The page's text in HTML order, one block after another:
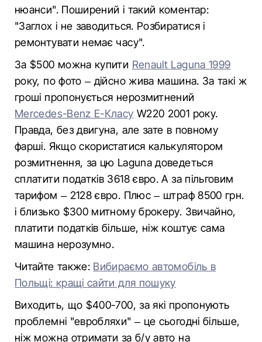
нюанси". Поширений і такий коментар:
"Заглох і не заводиться. Розбиратися і
ремонтувати немає часу".
За $500 можна купити Renault Laguna 1999
року, по фото – дійсно жива машина. За такі ж
гроші пропонується нерозмитнений
Mercedes-Benz Е-Класу W220 2001 року.
Правда, без двигуна, але зате в повному
фарші. Якщо скористатися калькулятором
розмитнення, за цю Laguna доведеться
сплатити податків 3618 євро. А за пільговим
тарифом – 2128 євро. Плюс – штраф 8500 грн.
і близько $300 митному брокеру. Звичайно,
платити податків більше, ніж коштує сама
машина нерозумно.
Читайте также: Вибираємо автомобіль в
Польщі: кращі сайти для пошуку
Виходить, що $400-700, за які пропонують
проблемні "евробляхи" – це сьогодні більше,
ніж можна отримати за б/у авто на